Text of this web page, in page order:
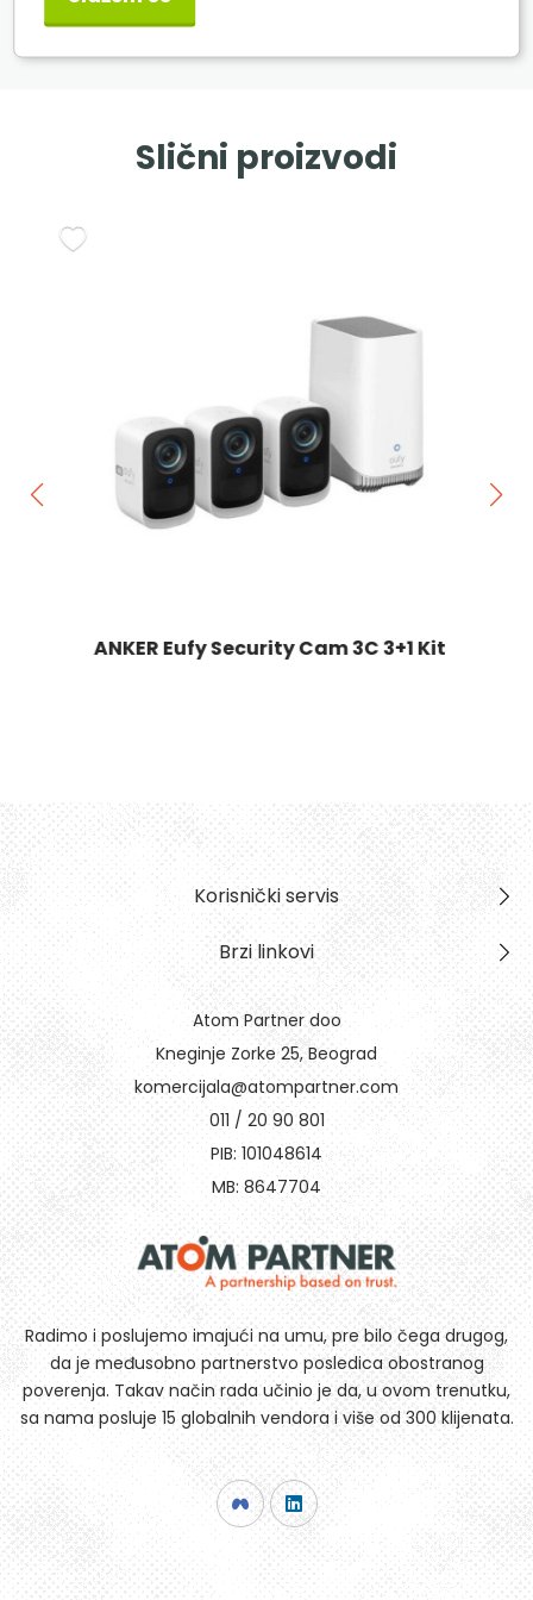
Dimensions : 2.95*2.95*4.25 in(75*75*108 mm
Slični proizvodi
ANKER Eufy Security Cam 3C 3+1 Kit
Korisnički servis
Brzi linkovi
Atom Partner doo
Kneginje Zorke 25, Beograd
komercijala@atompartner.com
011 / 20 90 801
PIB: 101048614
MB: 8647704
Radimo i poslujemo imajući na umu, pre bilo čega drugog,
da je međusobno partnerstvo posledica obostranog
poverenja. Takav način rada učinio je da, u ovom trenutku,
sa nama posluje 15 globalnih vendora i više od 300 klijenata.